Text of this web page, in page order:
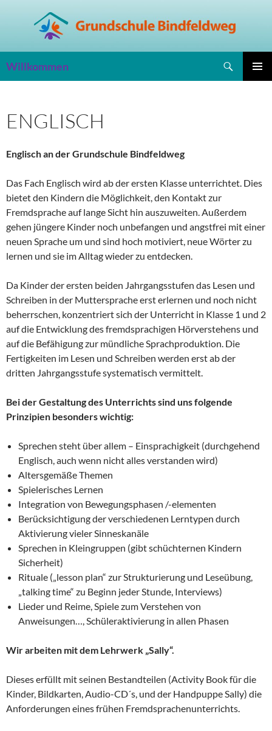
Willkommen
ENGLISCH
Englisch an der Grundschule Bindfeldweg
Das Fach Englisch wird ab der ersten Klasse unterrichtet. Dies
bietet den Kindern die Möglichkeit, den Kontakt zur
Fremdsprache auf lange Sicht hin auszuweiten. Außerdem
gehen jüngere Kinder noch unbefangen und angstfrei mit einer
neuen Sprache um und sind hoch motiviert, neue Wörter zu
lernen und sie im Alltag wieder zu entdecken.
Da Kinder der ersten beiden Jahrgangsstufen das Lesen und
Schreiben in der Muttersprache erst erlernen und noch nicht
beherrschen, konzentriert sich der Unterricht in Klasse 1 und 2
auf die Entwicklung des fremdsprachigen Hörverstehens und
auf die Befähigung zur mündliche Sprachproduktion. Die
Fertigkeiten im Lesen und Schreiben werden erst ab der
dritten Jahrgangsstufe systematisch vermittelt.
Bei der Gestaltung des Unterrichts sind uns folgende
Prinzipien besonders wichtig:
Sprechen steht über allem – Einsprachigkeit (durchgehend
Englisch, auch wenn nicht alles verstanden wird)
Altersgemäße Themen
Spielerisches Lernen
Integration von Bewegungsphasen /-elementen
Berücksichtigung der verschiedenen Lerntypen durch
Aktivierung vieler Sinneskanäle
Sprechen in Kleingruppen (gibt schüchternen Kindern
Sicherheit)
Rituale („lesson plan“ zur Strukturierung und Leseübung,
„talking time“ zu Beginn jeder Stunde, Interviews)
Lieder und Reime, Spiele zum Verstehen von
Anweisungen…, Schüleraktivierung in allen Phasen
Wir arbeiten mit dem Lehrwerk „Sally“.
Dieses erfüllt mit seinen Bestandteilen (Activity Book für die
Kinder, Bildkarten, Audio-CD´s, und der Handpuppe Sally) die
Anforderungen eines frühen Fremdsprachenunterrichts.